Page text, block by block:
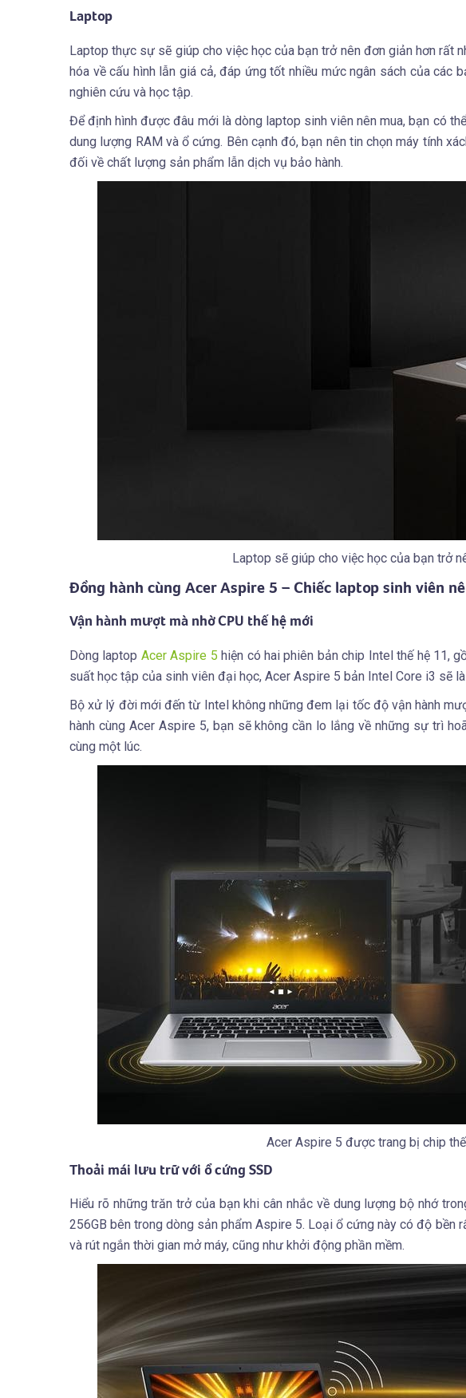
Laptop
Laptop thực sự sẽ giúp cho việc học của bạn trở nên đơn giản hơn rất
hóa về cấu hình lẫn giá cả, đáp ứng tốt nhiều mức ngân sách của các
nghiên cứu và học tập.
Để định hình được đâu mới là dòng laptop sinh viên nên mua, bạn có
dung lượng RAM và ổ cứng. Bên cạnh đó, bạn nên tin chọn máy tính
đối về chất lượng sản phẩm lẫn dịch vụ bảo hành.
Laptop sẽ giúp cho việc học của bạn trở
Đồng hành cùng Acer Aspire 5 – Chiếc laptop sinh viên
Vận hành mượt mà nhờ CPU thế hệ mới
Dòng laptop Acer Aspire 5 hiện có hai phiên bản chip Intel thế hệ 11,
suất học tập của sinh viên đại học, Acer Aspire 5 bản Intel Core i3 sẽ
Bộ xử lý đời mới đến từ Intel không những đem lại tốc độ vận hành
hành cùng Acer Aspire 5, bạn sẽ không cần lo lắng về những sự trì
cùng một lúc.
Acer Aspire 5 được trang bị chip
Thoải mái lưu trữ với ổ cứng SSD
Hiểu rõ những trăn trở của bạn khi cân nhắc về dung lượng bộ nhớ
256GB bên trong dòng sản phẩm Aspire 5. Loại ổ cứng này có độ
và rút ngắn thời gian mở máy, cũng như khởi động phần mềm.